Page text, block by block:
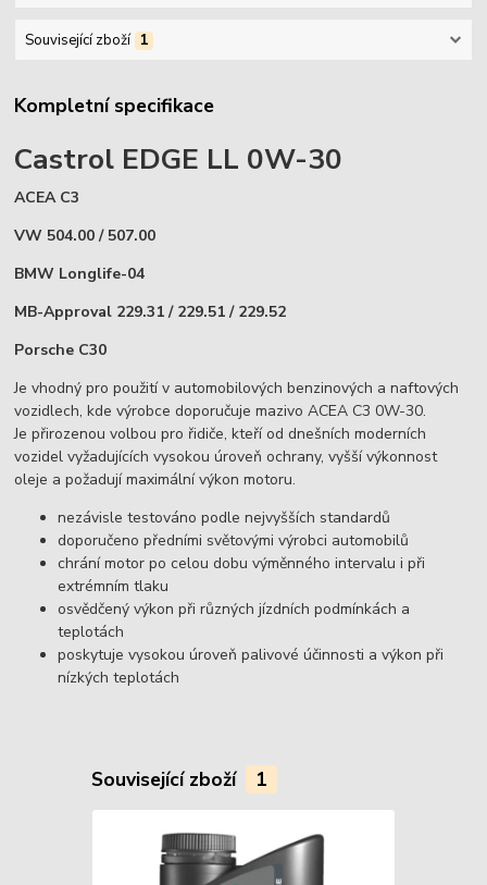
Související zboží 1
Kompletní specifikace
Castrol EDGE LL 0W-30
ACEA C3
VW 504.00 / 507.00
BMW Longlife-04
MB-Approval 229.31 / 229.51 / 229.52
Porsche C30
Je vhodný pro použití v automobilových benzinových a naftových
vozidlech, kde výrobce doporučuje mazivo ACEA C3 0W-30.
Je přirozenou volbou pro řidiče, kteří od dnešních moderních
vozidel vyžadujících vysokou úroveň ochrany, vyšší výkonnost
oleje a požadují maximální výkon motoru.
nezávisle testováno podle nejvyšších standardů
doporučeno předními světovými výrobci automobilů
chrání motor po celou dobu výměnného intervalu i při
extrémním tlaku
osvědčený výkon při různých jízdních podmínkách a
teplotách
poskytuje vysokou úroveň palivové účinnosti a výkon při
nízkých teplotách
Související zboží 1